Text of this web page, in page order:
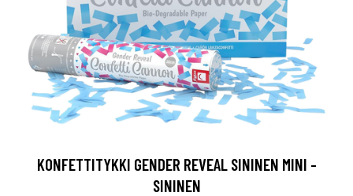
KONFETTITYKKI GENDER REVEAL SININEN MINI -
SININEN